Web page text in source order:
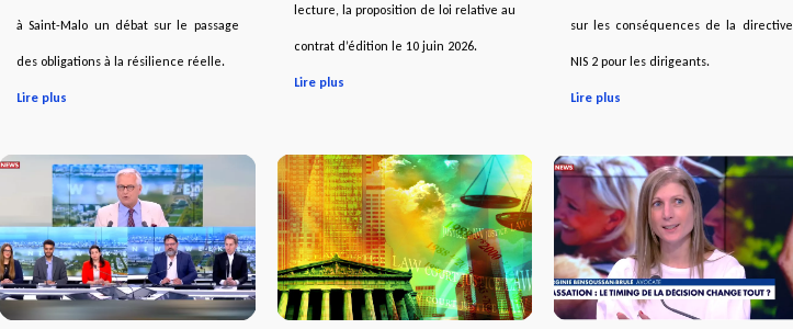
à Saint-Malo un débat sur le passage
des obligations à la résilience réelle.
Lire plus
lecture, la proposition de loi relative au
contrat d’édition le 10 juin 2026.
Lire plus
sur les conséquences de la directive
NIS 2 pour les dirigeants.
Lire plus